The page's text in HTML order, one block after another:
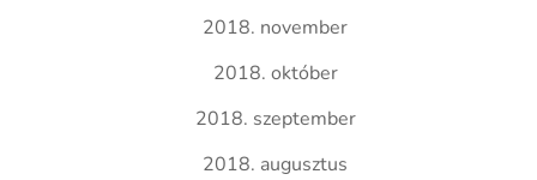
2018. november
2018. október
2018. szeptember
2018. augusztus